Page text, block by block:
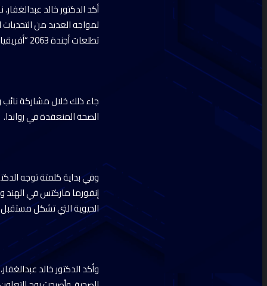
أكد الدكتور خالد
لمواجه العديد من
تطلعات أجندة 2063 “أفريقيا التي نريدها”.
جاء ذلك خلال مشاركة نائب
الصحة المنعقدة في رواندا.
وفي بداية كلمتة توجه
إنفورما ماركتس في الهند
الحيوية التي تشكل مستقبل
وأكد الدكتور خالد